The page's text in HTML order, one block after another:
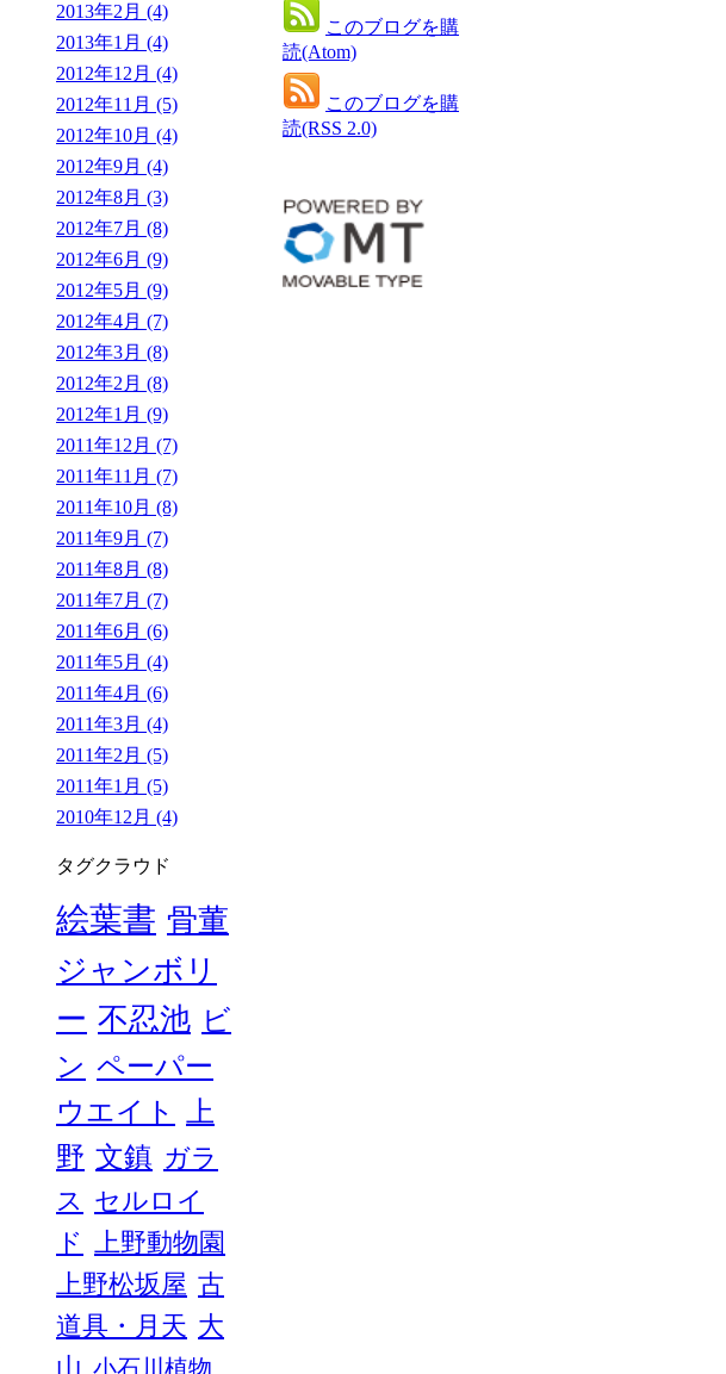
このブログを購
読(Atom)
このブログを購
読(RSS 2.0)
2013年2月 (4)
2013年1月 (4)
2012年12月 (4)
2012年11月 (5)
2012年10月 (4)
2012年9月 (4)
2012年8月 (3)
2012年7月 (8)
2012年6月 (9)
2012年5月 (9)
2012年4月 (7)
2012年3月 (8)
2012年2月 (8)
2012年1月 (9)
2011年12月 (7)
2011年11月 (7)
2011年10月 (8)
2011年9月 (7)
2011年8月 (8)
2011年7月 (7)
2011年6月 (6)
2011年5月 (4)
2011年4月 (6)
2011年3月 (4)
2011年2月 (5)
2011年1月 (5)
2010年12月 (4)
タグクラウド
絵葉書 骨董
ジャンボリ
ー 不忍池 ビ
ン ペーパー
ウエイト
上
野 文鎮 ガラ
ス セルロイ
ド 上野動物園
上野松坂屋 古
道具・月天 大
山 小石川植物